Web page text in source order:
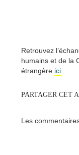
Retrouvez
humains et de la
étrangère ici
PARTAGER CET
Les